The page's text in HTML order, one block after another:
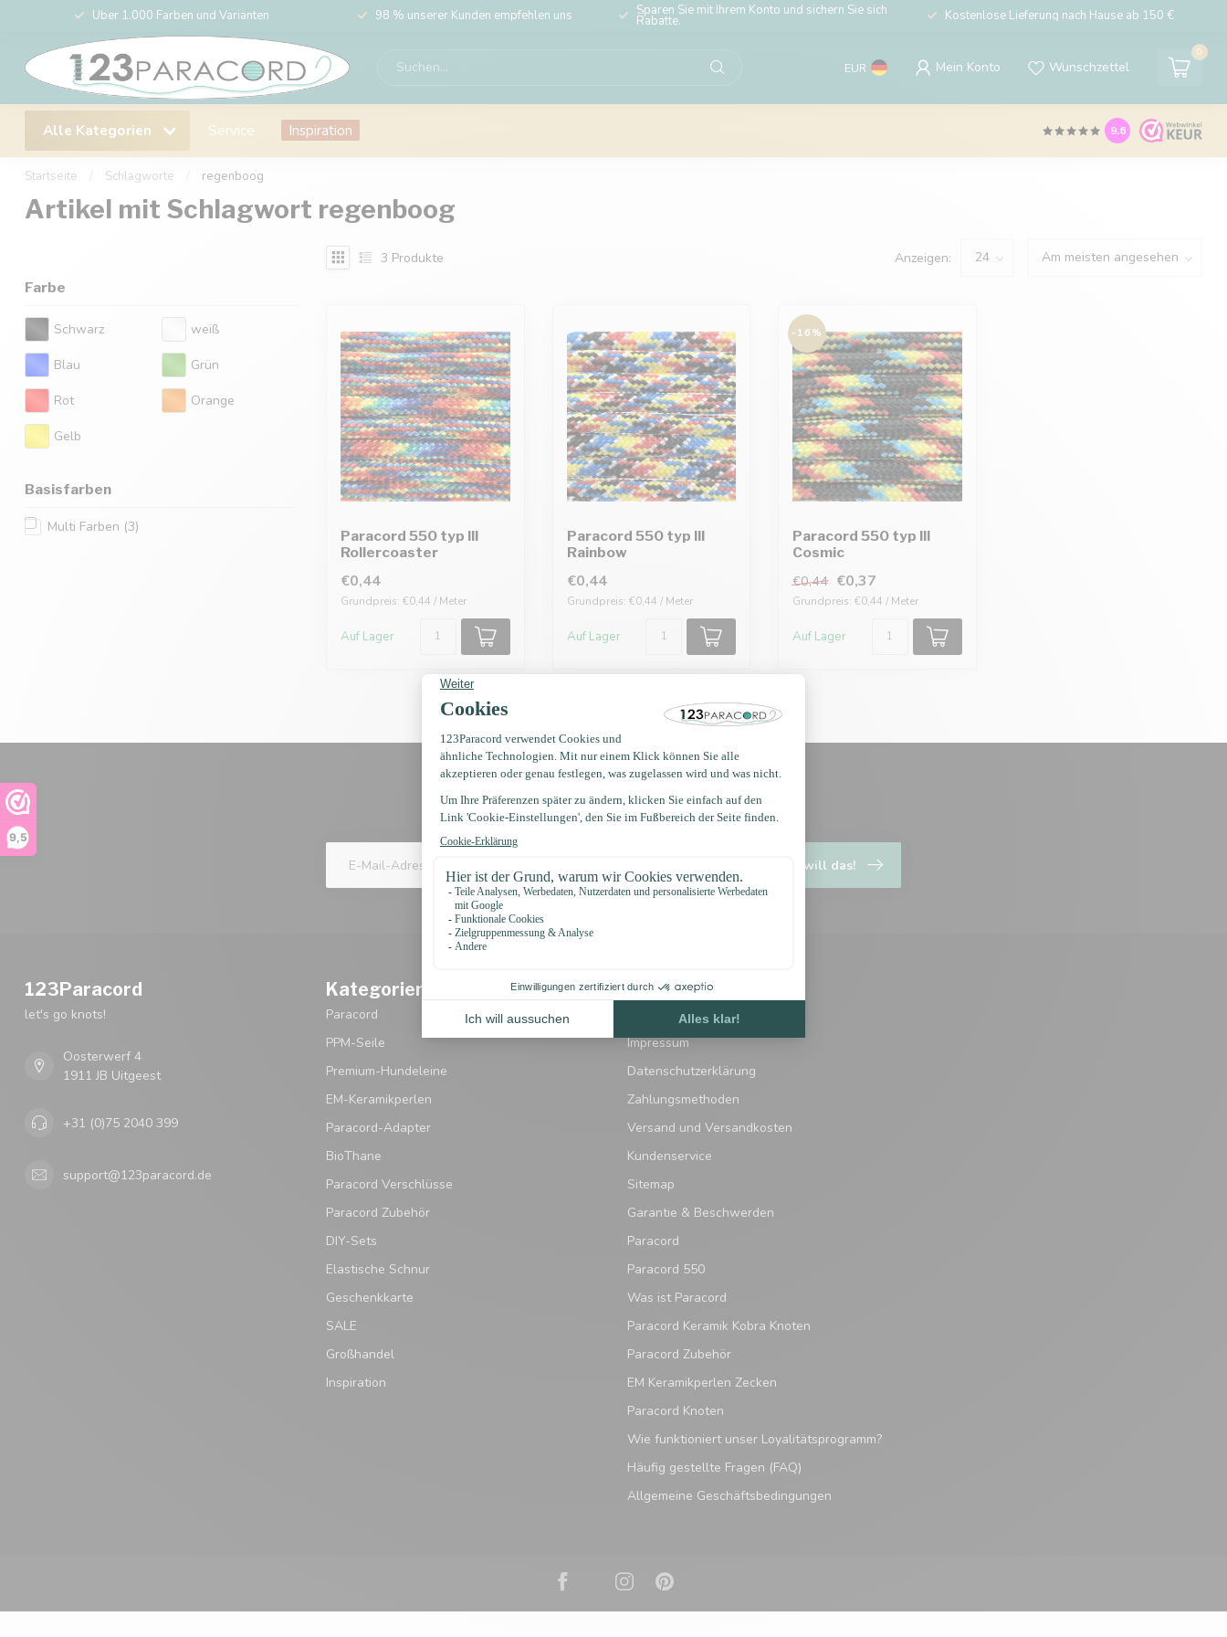
9,5
Über 1.000 Farben und Varianten 98 % unserer Kunden empfehlen uns Sparen Sie mit Ihrem Konto und sichern Sie sich
Rabatte. Kostenlose Lieferung nach Hause ab 150 €
EUR Mein Konto Wunschzettel
0
Alle Kategorien Service Inspiration 9.6
Startseite Schlagworte regenboog
Artikel mit Schlagwort regenboog
Farbe
Schwarz weiß
Blau Grün
Rot Orange
Gelb
Basisfarben
Multi Farben (3)
3 Produkte Anzeigen:
Paracord 550 typ III
Rollercoaster
€0,44
Grundpreis: €0,44 / Meter
Auf Lager
Paracord 550 typ III
Rainbow
€0,44
Grundpreis: €0,44 / Meter
Auf Lager
-16%
Paracord 550 typ III
Cosmic
€0,44 €0,37
Grundpreis: €0,44 / Meter
Auf Lager
Erhalten Sie Nachrichten?
Erhalten Sie sofort 5 % Rabatt!
Ich will das!
123Paracord
let's go knots!
Oosterwerf 4
1911 JB Uitgeest
+31 (0)75 2040 399
support@123paracord.de
Kategorien
Paracord
PPM-Seile
Premium-Hundeleine
EM-Keramikperlen
Paracord-Adapter
BioThane
Paracord Verschlüsse
Paracord Zubehör
DIY-Sets
Elastische Schnur
Geschenkkarte
SALE
Großhandel
Inspiration
Informationen
Widerrufsbelehrung
Impressum
Datenschutzerklärung
Zahlungsmethoden
Versand und Versandkosten
Kundenservice
Sitemap
Garantie & Beschwerden
Paracord
Paracord 550
Was ist Paracord
Paracord Keramik Kobra Knoten
Paracord Zubehör
EM Keramikperlen Zecken
Paracord Knoten
Wie funktioniert unser Loyalitätsprogramm?
Häufig gestellte Fragen (FAQ)
Allgemeine Geschäftsbedingungen